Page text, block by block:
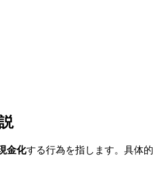
金化する行為を指します。具体